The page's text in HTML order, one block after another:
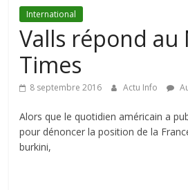
International
Valls répond au
Times
8 septembre 2016 Actu Info
Alors que le quotidien américain a
pour dénoncer la position de la
burkini,